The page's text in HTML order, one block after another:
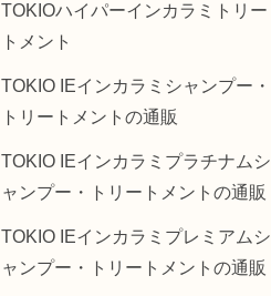
TOKIOハイパーインカラミトリー
トメント
TOKIO IEインカラミシャンプー・
トリートメントの通販
TOKIO IEインカラミプラチナムシ
ャンプー・トリートメントの通販
TOKIO IEインカラミプレミアムシ
ャンプー・トリートメントの通販